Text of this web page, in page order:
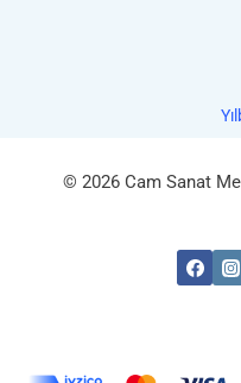
© 2026 Cam Sanat